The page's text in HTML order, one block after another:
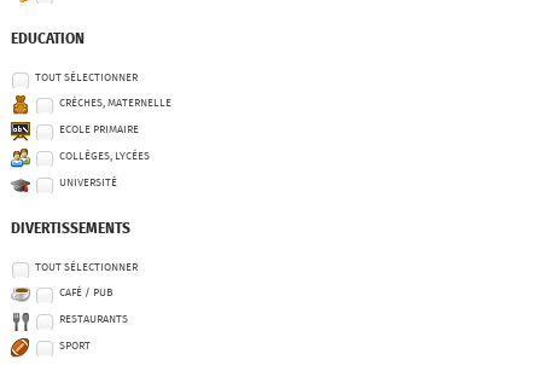
EDUCATION
TOUT SÉLECTIONNER
CRÈCHES, MATERNELLE
ECOLE PRIMAIRE
COLLÈGES, LYCÉES
UNIVERSITÉ
DIVERTISSEMENTS
TOUT SÉLECTIONNER
CAFÉ / PUB
RESTAURANTS
SPORT